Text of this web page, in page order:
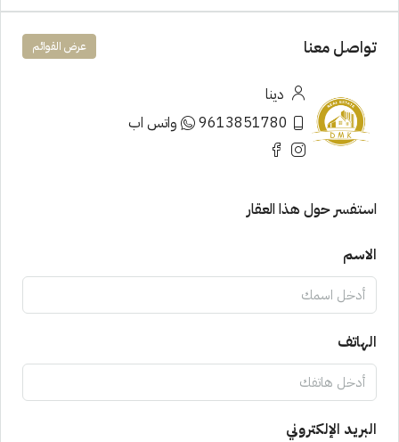
تواصل معنا عرض القوائم
دينا
9613851780
واتس اب
استفسر حول هذا العقار
الاسم
الهاتف
البريد الإلكتروني